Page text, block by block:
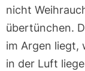
nicht
übertünchen.
im Argen liegt,
in der Luft